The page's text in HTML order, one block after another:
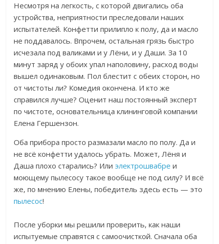
Несмотря на легкость, с которой двигались оба
устройства, неприятности преследовали наших
испытателей. Конфетти прилипло к полу, да и масло
не поддавалось. Впрочем, остальная грязь быстро
исчезала под валиками и у Лёни, и у Даши. За 10
минут заряд у обоих упал наполовину, расход воды
вышел одинаковым. Пол блестит с обеих сторон, но
от чистоты ли? Комедия окончена. И кто же
справился лучше? Оценит наш постоянный эксперт
по чистоте,основательница клининговой компании
Елена Гершензон.
Оба прибора просто размазали масло по полу. Да и
не всё конфетти удалось убрать. Может, Лёня и
Даша плохо старались? Илиэлектрошвабре и
моющему пылесосу такое вообще не под силу? И всё
же, по мнению Елены, победитель здесь есть — это
пылесос!
После уборки мы решили проверить, как наши
испытуемые справятся с самоочисткой. Сначала оба